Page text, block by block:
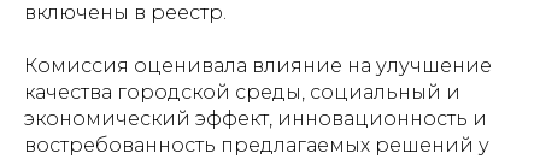
включены в реестр.
Комиссия оценивала влияние на улучшение
качества городской среды, социальный и
экономический эффект, инновационность и
востребованность предлагаемых решений у